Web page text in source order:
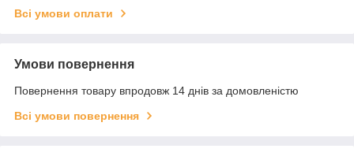
Всі умови оплати
Умови повернення
Повернення товару впродовж 14 днів за домовленістю
Всі умови повернення